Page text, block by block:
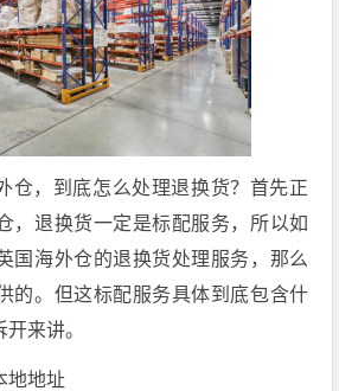
仓，到底怎么处理退换货？首先正
，退换货一定是标配服务，所以如
国海外仓的退换货处理服务，那么
的。 但这标配服务具体到底包含什
来讲。
地地址